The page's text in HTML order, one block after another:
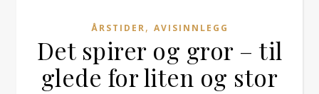
ÅRSTIDER, AVISINNLEGG
Det spirer og gror – til
glede for liten og stor